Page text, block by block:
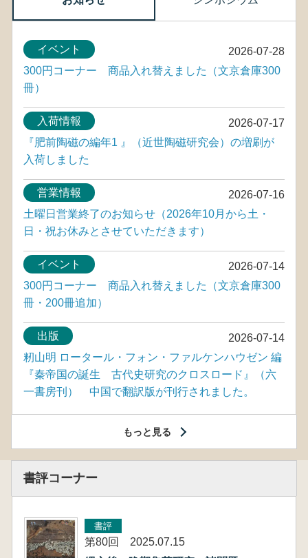
2026-07-28
イベント
300円コーナー 商品入れ替えました（文京倉庫300
冊）
2026-07-17
入荷情報
『肥前陶磁の編年1 』（近世陶磁研究会）の増刷が
入荷しました
2026-07-16
営業情報
土曜日営業終了のお知らせ（2026年10月から土・
日・祝お休みとさせていただきます）
2026-07-14
イベント
300円コーナー 商品入れ替えました（文京倉庫300
冊・200冊追加）
2026-07-14
出版
籾山明 ロータール・フォン・ファルケンハウゼン 編
『秦帝国の誕生 古代史研究のクロスロード』（六
一書房刊） 中国で翻訳版が刊行されました。
もっと見る
書評コーナー
書評
第80回 2025.07.15